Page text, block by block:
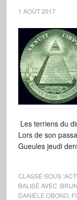
1 AOÛT 2017
Les terriens du
Lors de son
Gueules jeudi
CLASSÉ SOUS :
BALISÉ AVEC :
DANIÈLE OBONO, FI,